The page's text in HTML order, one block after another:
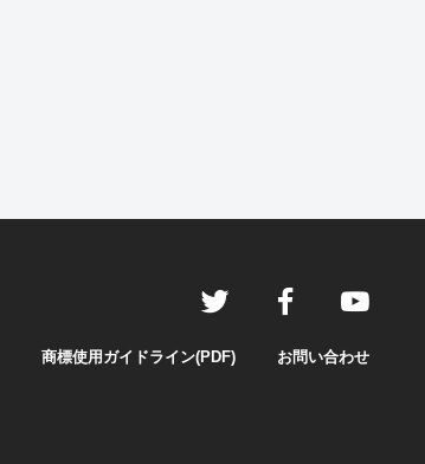
商標使用ガイドライン(PDF) お問い合わせ